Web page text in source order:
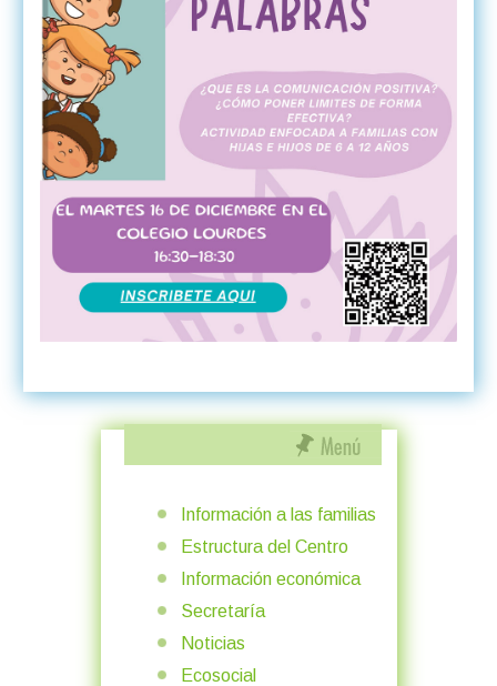
Información a las familias
Estructura del Centro
Información económica
Secretaría
Noticias
Ecosocial